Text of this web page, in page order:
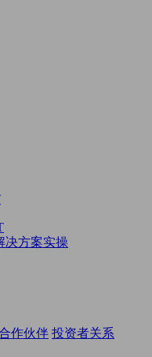
决方案实操
作伙伴 投资者关系